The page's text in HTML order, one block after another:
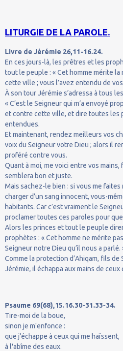
LITURGIE DE LA PAROLE.
Livre de Jérémie 26,11-16.24.
En ces jours-là, les prêtres et les
tout le peuple : « Cet homme mérite
cette ville ; vous l’avez entendu de
À son tour Jérémie s’adressa à tous
« C’est le Seigneur qui m’a envoyé
et contre cette ville, et dire toutes les
entendues.
Et maintenant, rendez meilleurs vos
voix du Seigneur votre Dieu ; alors il
proféré contre vous.
Quant à moi, me voici entre vos mains,
semblera bon et juste.
Mais sachez-le bien : si vous me
charger d’un sang innocent, vous-
habitants. Car c’est vraiment le
proclamer toutes ces paroles pour
Alors les princes et tout le peuple
prophètes : « Cet homme ne mérite
Seigneur notre Dieu qu’il nous a parlé.
Comme la protection d’Ahiqam, fils de
Jérémie, il échappa aux mains de
Psaume 69(68),15.16.30-31.33-34.
Tire-moi de la boue,
sinon je m'enfonce :
que j'échappe à ceux qui me haïssent,
à l'abîme des eaux.